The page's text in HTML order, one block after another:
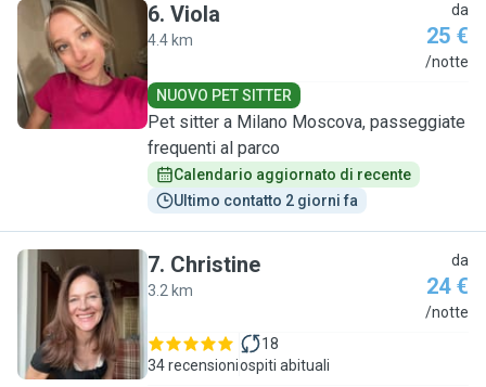
V
6. Viola
4.4 km
da
25 €
/notte
NUOVO PET SITTER
Pet sitter a Milano Moscova, passeggiate
frequenti al parco
Calendario aggiornato di recente
Ultimo contatto 2 giorni fa
C
7. Christine
3.2 km
da
24 €
/notte
34 recensioni
18
ospiti abituali